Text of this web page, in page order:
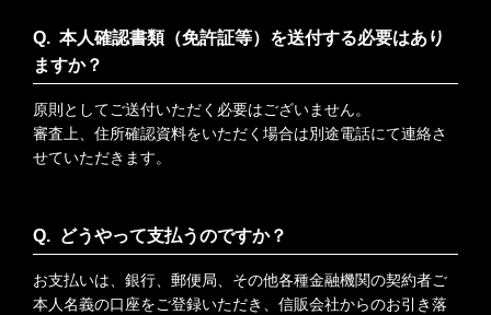
本人確認書類（免許証等）を送付する必要はあり
ますか？
原則としてご送付いただく必要はございません。
審査上、住所確認資料をいただく場合は別途電話にて連絡さ
せていただきます。
どうやって支払うのですか？
お支払いは、銀行、郵便局、その他各種金融機関の契約者ご
本人名義の口座をご登録いただき、信販会社からのお引き落